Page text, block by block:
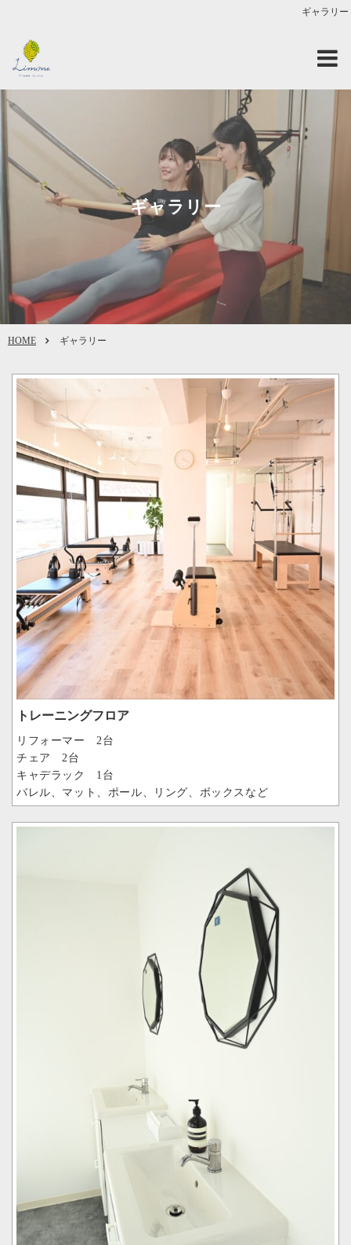
ギャラリー
ギャラリー
HOME ギャラリー
トレーニングフロア
リフォーマー 2台
チェア 2台
キャデラック 1台
バレル、マット、ポール、リング、ボックスなど